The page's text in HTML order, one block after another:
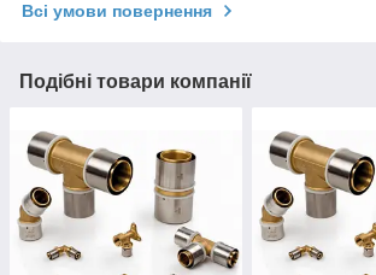
Всі умови повернення
Подібні товари компанії